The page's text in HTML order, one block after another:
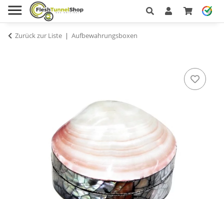
Zurück zur Liste Aufbewahrungsboxen